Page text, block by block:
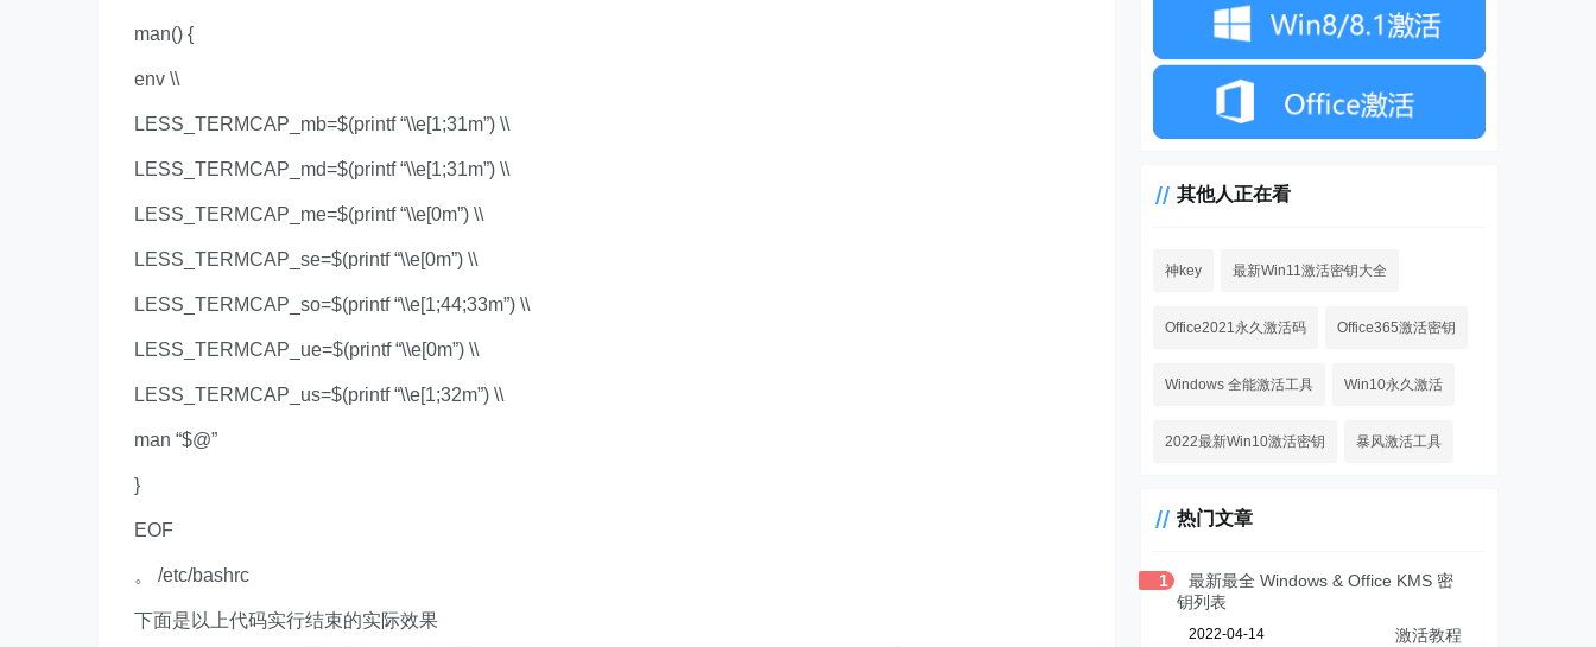
man() {
env \\
LESS_TERMCAP_mb=$(printf “\\e[1;31m”) \\
LESS_TERMCAP_md=$(printf “\\e[1;31m”) \\
LESS_TERMCAP_me=$(printf “\\e[0m”) \\
LESS_TERMCAP_se=$(printf “\\e[0m”) \\
LESS_TERMCAP_so=$(printf “\\e[1;44;33m”) \\
LESS_TERMCAP_ue=$(printf “\\e[0m”) \\
LESS_TERMCAP_us=$(printf “\\e[1;32m”) \\
man “$@”
}
EOF
。 /etc/bashrc
下面是以上代码实行结束的实际效果
其他人正在看
神key 最新Win11激活密钥大全
Office2021永久激活码 Office365激活密钥
Windows 全能激活工具 Win10永久激活
2022最新Win10激活密钥 暴风激活工具
热门文章
1
最新最全 Windows & Office KMS 密
钥列表
2022-04-14 激活教程